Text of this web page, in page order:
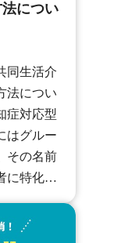
につい
同生活介
法につい
症対応型
はグルー
その名前
に特化し
小規模な
りユニッ